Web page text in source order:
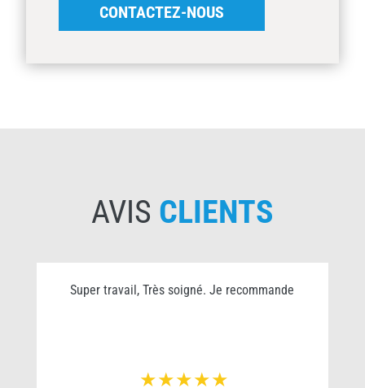
CONTACTEZ-NOUS
AVIS CLIENTS
Super travail, Très soigné. Je recommande